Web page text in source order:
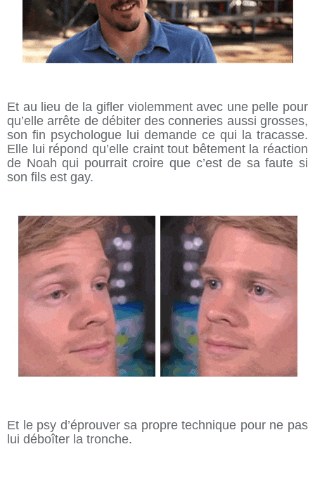
Et au lieu de la gifler violemment avec une pelle pour
qu’elle arrête de débiter des conneries aussi grosses,
son fin psychologue lui demande ce qui la tracasse.
Elle lui répond qu’elle craint tout bêtement la réaction
de Noah qui pourrait croire que c’est de sa faute si
son fils est gay.
Et le psy d’éprouver sa propre technique pour ne pas
lui déboîter la tronche.